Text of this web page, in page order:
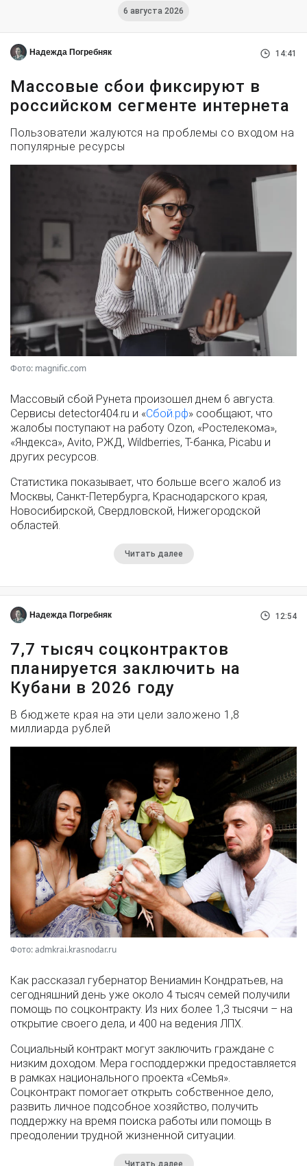
6 августа 2026
Надежда Погребняк 14:41
Массовые сбои фиксируют в
российском сегменте интернета
Пользователи жалуются на проблемы со входом на
популярные ресурсы
Фото: magnific.com
Массовый сбой Рунета произошел днем 6 августа.
Сервисы detector404.ru и «Сбой.рф» сообщают, что
жалобы поступают на работу Ozon, «Ростелекома»,
«Яндекса», Avito, РЖД, Wildberries, Т-банка, Picabu и
других ресурсов.
Статистика показывает, что больше всего жалоб из
Москвы, Санкт-Петербурга, Краснодарского края,
Новосибирской, Свердловской, Нижегородской
областей.
Читать далее
Надежда Погребняк 12:54
7,7 тысяч соцконтрактов
планируется заключить на
Кубани в 2026 году
В бюджете края на эти цели заложено 1,8
миллиарда рублей
Фото: admkrai.krasnodar.ru
Как рассказал губернатор Вениамин Кондратьев, на
сегодняшний день уже около 4 тысяч семей получили
помощь по соцконтракту. Из них более 1,3 тысячи – на
открытие своего дела, и 400 на ведения ЛПХ.
Социальный контракт могут заключить граждане с
низким доходом. Мера господдержки предоставляется
в рамках национального проекта «Семья».
Соцконтракт помогает открыть собственное дело,
развить личное подсобное хозяйство, получить
поддержку на время поиска работы или помощь в
преодолении трудной жизненной ситуации.